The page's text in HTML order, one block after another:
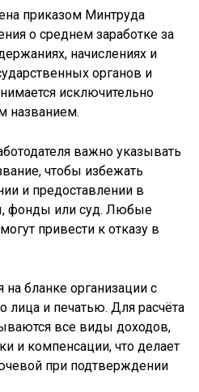
приказом Минтруда
о среднем заработке за
начислениях и
органов и
исключительно
названием.
важно указывать
чтобы избежать
и предоставлении в
фонды или суд. Любые
привести к отказу в
на бланке организации с
лица и печатью. Для расчёта
все виды доходов,
и компенсации, что делает
при подтверждении